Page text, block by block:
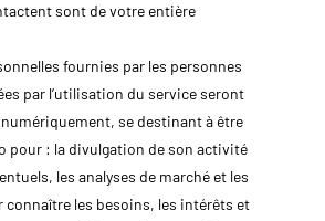
sont de votre entière
fournies par les personnes
par l’utilisation du service seront
se destinant à être
pour : la divulgation de son activité
les analyses de marché et les
les besoins, les intérêts et